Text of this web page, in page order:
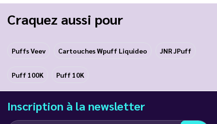
Craquez aussi pour
Puffs Veev Cartouches Wpuff Liquideo JNR JPuff
Puff 100K Puff 10K
Inscription à la newsletter